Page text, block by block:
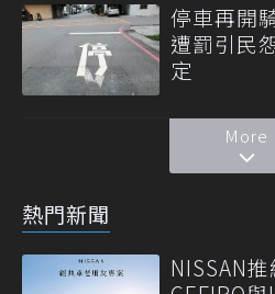
停車再開
遭罰引民
定
More
熱門新聞
NISSAN